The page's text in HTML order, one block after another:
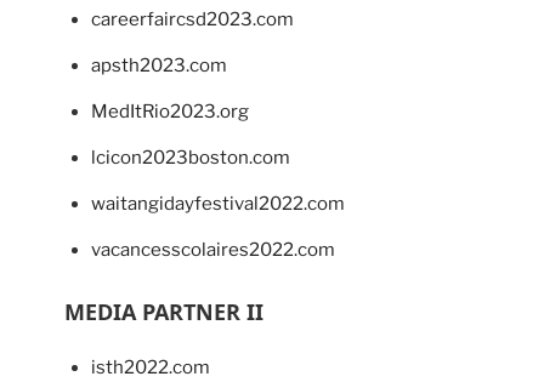
careerfaircsd2023.com
apsth2023.com
MedItRio2023.org
lcicon2023boston.com
waitangidayfestival2022.com
vacancesscolaires2022.com
MEDIA PARTNER II
isth2022.com